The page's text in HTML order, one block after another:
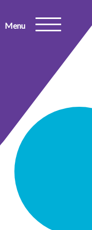
Menu